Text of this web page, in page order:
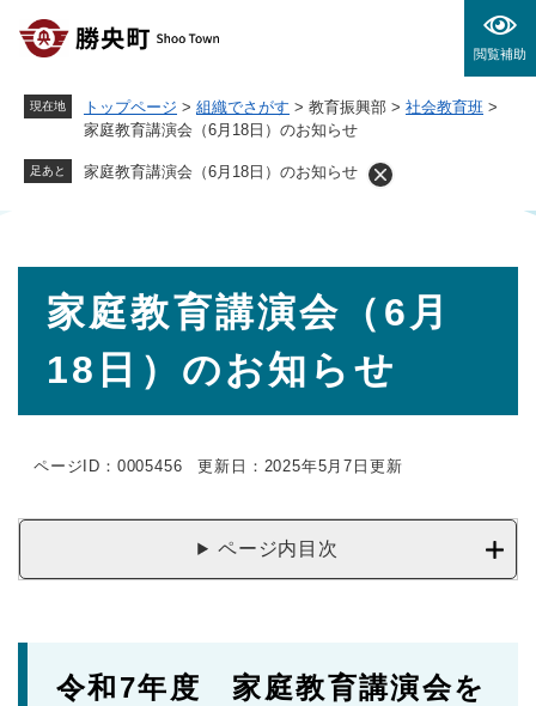
閲覧補助
現在地 トップページ > 組織でさがす > 教育振興部 > 社会教育班 >
家庭教育講演会（6月18日）のお知らせ
足あと 家庭教育講演会（6月18日）のお知らせ
家庭教育講演会（6月
18日）のお知らせ
ページID：0005456 更新日：2025年5月7日更新
ページ内目次
令和7年度 家庭教育講演会を